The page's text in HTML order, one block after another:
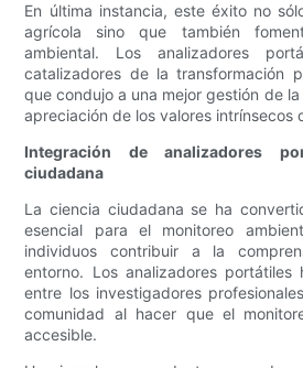
En última instancia, este éxito no
agrícola sino que también
ambiental. Los analizadores
catalizadores de la transformación
que condujo a una mejor gestión de
apreciación de los valores intrínsecos
Integración de analizadores
ciudadana
La ciencia ciudadana se ha
esencial para el monitoreo
individuos contribuir a la
entorno. Los analizadores
entre los investigadores
comunidad al hacer que el
accesible.